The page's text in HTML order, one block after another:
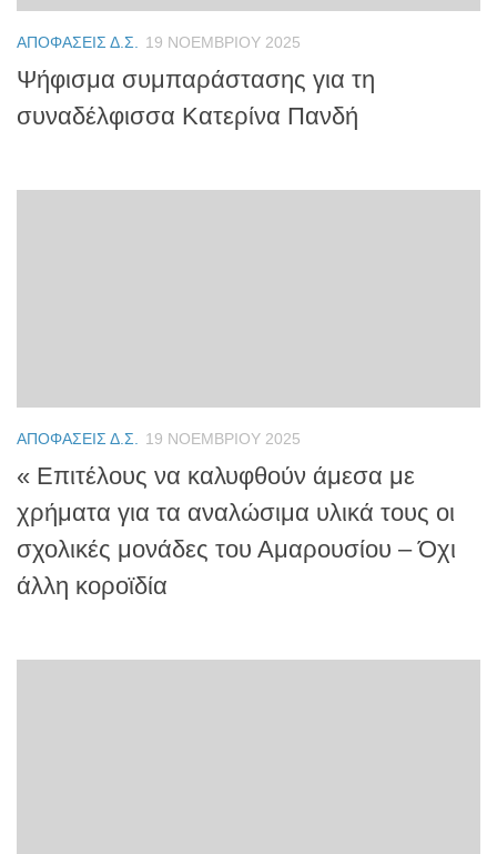
ΑΠΟΦΆΣΕΙΣ Δ.Σ. 19 ΝΟΕΜΒΡΊΟΥ 2025
Ψήφισμα συμπαράστασης για τη
συναδέλφισσα Κατερίνα Πανδή
ΑΠΟΦΆΣΕΙΣ Δ.Σ. 19 ΝΟΕΜΒΡΊΟΥ 2025
« Επιτέλους να καλυφθούν άμεσα με
χρήματα για τα αναλώσιμα υλικά τους οι
σχολικές μονάδες του Αμαρουσίου – Όχι
άλλη κοροϊδία